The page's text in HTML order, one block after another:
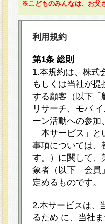
※こどものみんなは、お父
利用規約
第1条 総則
1.本規約は、株式
もしくは当社が
する顧客（以下「
リサーチ、モバ
ーン活動への参
「本サービス」
事項については、
す。）に関して、
象者（以下「会員
定めるものです。
2.本サービスは、
るため に、当社